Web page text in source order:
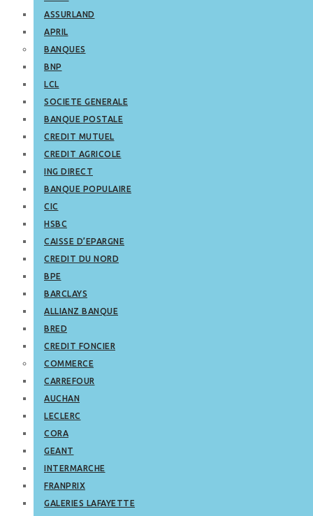
ASSURLAND
APRIL
BANQUES
BNP
LCL
SOCIETE GENERALE
BANQUE POSTALE
CREDIT MUTUEL
CREDIT AGRICOLE
ING DIRECT
BANQUE POPULAIRE
CIC
HSBC
CAISSE D’EPARGNE
CREDIT DU NORD
BPE
BARCLAYS
ALLIANZ BANQUE
BRED
CREDIT FONCIER
COMMERCE
CARREFOUR
AUCHAN
LECLERC
CORA
GEANT
INTERMARCHE
FRANPRIX
GALERIES LAFAYETTE